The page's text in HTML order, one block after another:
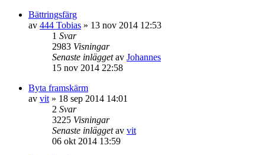
Bättringsfärg
av 444 Tobias » 13 nov 2014 12:53
1 Svar
2983 Visningar
Senaste inläggetav Johannes
15 nov 2014 22:58
Byta framskärm
av vit » 18 sep 2014 14:01
2 Svar
3225 Visningar
Senaste inläggetav vit
06 okt 2014 13:59